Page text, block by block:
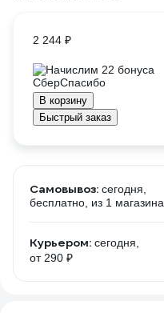
2 244 ₽
Начислим 22 бонуса
В корзину
Быстрый заказ
Самовывоз: сегодня,
бесплатно , из 1 магазина
Курьером: сегодня,
от 290 ₽